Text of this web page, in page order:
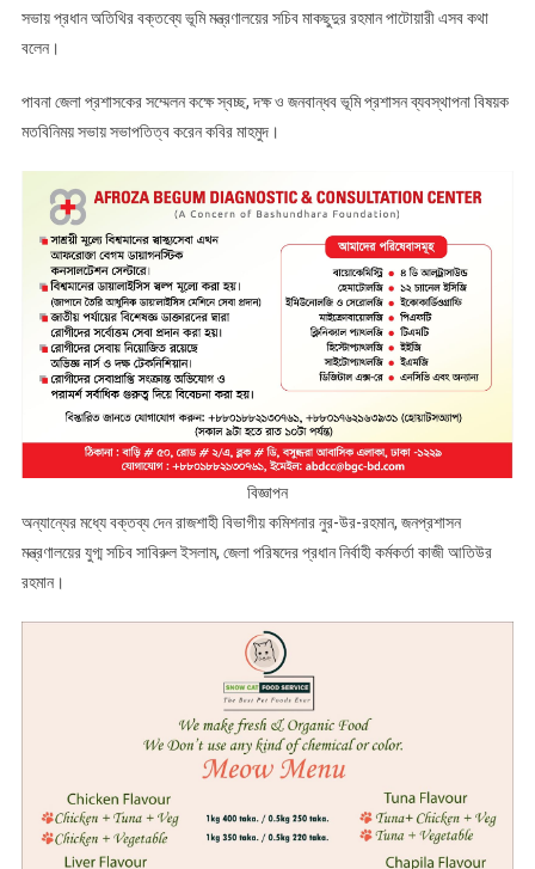
সভায় প্রধান অতিথির বক্তব্যে ভূমি মন্ত্রণালয়ের সচিব মাকছুদুর রহমান পাটোয়ারী এসব কথা
বলেন।
পাবনা জেলা প্রশাসকের সম্মেলন কক্ষে স্বচ্ছ, দক্ষ ও জনবান্ধব ভূমি প্রশাসন ব্যবস্থাপনা বিষয়ক
মতবিনিময় সভায় সভাপতিত্ব করেন কবির মাহমুদ।
বিজ্ঞাপন
অন্যান্যের মধ্যে বক্তব্য দেন রাজশাহী বিভাগীয় কমিশনার নুর-উর-রহমান, জনপ্রশাসন
মন্ত্রণালয়ের যুগ্ম সচিব সাবিরুল ইসলাম, জেলা পরিষদের প্রধান নির্বাহী কর্মকর্তা কাজী আতিউর
রহমান।